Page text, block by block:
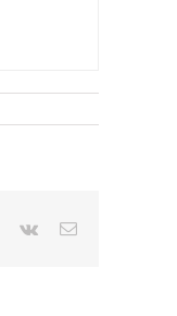
Pinterest
Vk
Correo